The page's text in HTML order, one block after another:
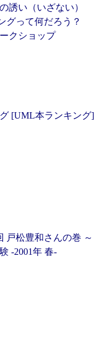
誘い（いざない）
グって何だろう？
クショップ
[UML本ランキング]
戸松豊和さんの巻 ～
-2001年 春-